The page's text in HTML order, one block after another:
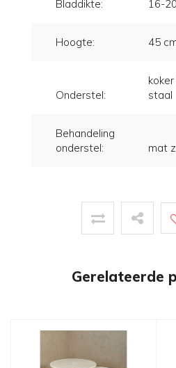
Bladdikte: 16-
Hoogte: 45
Onderstel:
staal
Behandeling
onderstel:
mat
Gerelateerde